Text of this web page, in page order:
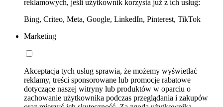
reklamowych, jeśli użytkownik korzysta już z ich usług:
Bing, Criteo, Meta, Google, LinkedIn, Pinterest, TikTok
Marketing
Akceptacja tych usług sprawia, że możemy wyświetlać
reklamy, treści sponsorowane lub promocje rabatowe
dotyczące naszej witryny lub produktów w oparciu o
zachowanie użytkownika podczas przeglądania i zakupów